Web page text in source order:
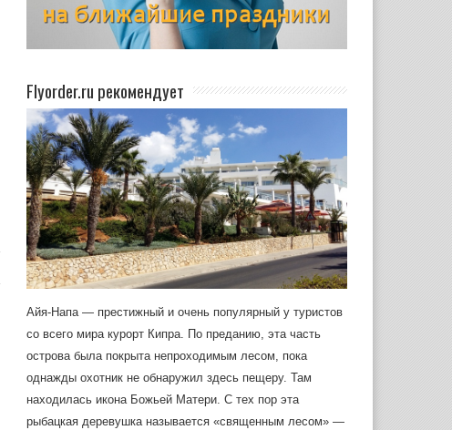
Flyorder.ru рекомендует
Айя-Напа — престижный и очень популярный у туристов
со всего мира курорт Кипра. По преданию, эта часть
острова была покрыта непроходимым лесом, пока
однажды охотник не обнаружил здесь пещеру. Там
находилась икона Божьей Матери. С тех пор эта
рыбацкая деревушка называется «священным лесом» —